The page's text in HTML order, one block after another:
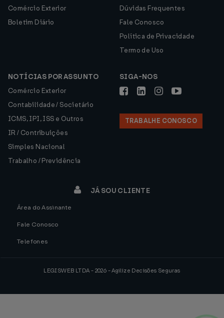
Comércio Exterior
Boletim Diário
Dúvidas Frequentes
Fale Conosco
Política de Privacidade
Termo de Uso
NOTÍCIAS POR ASSUNTO
Comércio Exterior
Contabilidade / Societário
ICMS, IPI, ISS e Outros
IR / Contribuições
Simples Nacional
Trabalho / Previdência
SIGA-NOS
TRABALHE CONOSCO
JÁ SOU CLIENTE
Área do Assinante
Fale Conosco
Telefones
LEGISWEB LTDA - 2026 - Agilize Decisões Seguras